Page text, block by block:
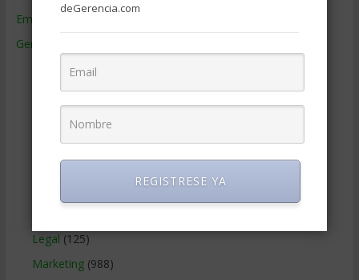
Empresas de Gerencia
Gerencia
Ciencias Económicas
Contabilidad(466)
Estrategia Empresarial(304)
Finanzas Corporativas(748)
Gerencia social y ambiental(223)
Legal (125)
Marketing(988)
deGerencia.com
REGISTRESE YA